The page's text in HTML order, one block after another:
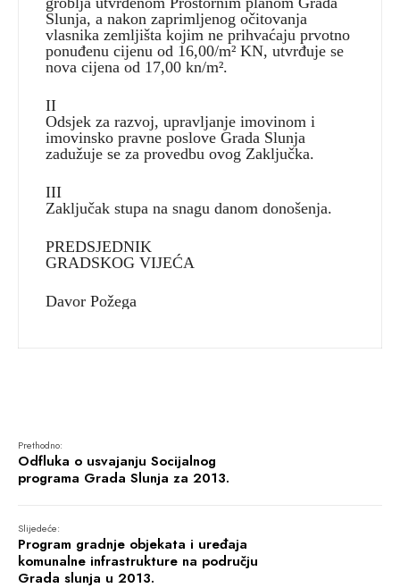
Slunja, a nakon zaprimljenog očitovanja
vlasnika zemljišta kojim ne prihvaćaju prvotno
ponuđenu cijenu od 16,00/m² KN, utvrđuje se
nova cijena od 17,00 kn/m².
II
Odsjek za razvoj, upravljanje imovinom i
imovinsko pravne poslove Grada Slunja
zadužuje se za provedbu ovog Zaključka.
III
Zaključak stupa na snagu danom donošenja.
PREDSJEDNIK
GRADSKOG VIJEĆA
Davor Požega
Prethodno:
Odfluka o usvajanju Socijalnog
programa Grada Slunja za 2013.
Slijedeće:
Program gradnje objekata i uređaja
komunalne infrastrukture na području
Grada slunja u 2013.